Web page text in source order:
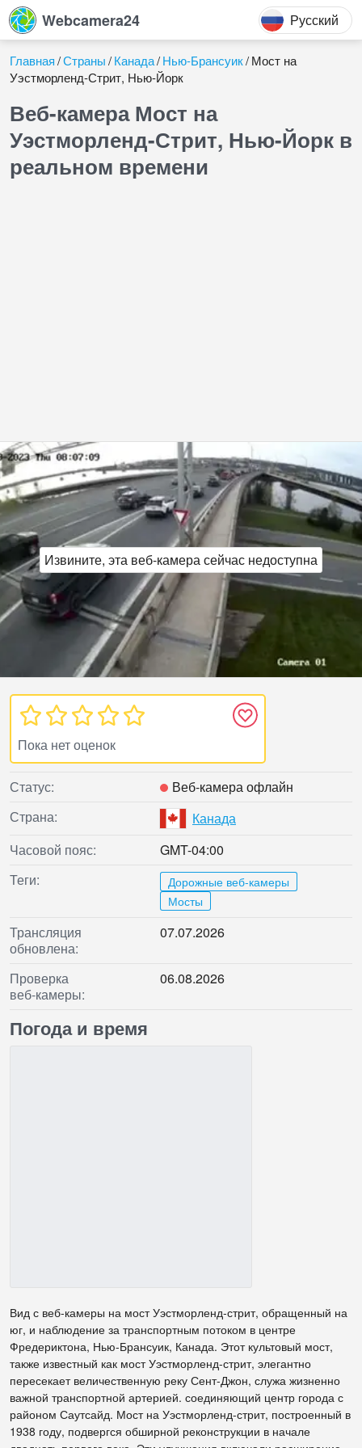
Webcamera24 Русский
Главная Страны Канада Нью-Брансуик Мост на
Уэстморленд-Стрит, Нью-Йорк
Веб-камера Мост на
Уэстморленд-Стрит, Нью-Йорк в
реальном времени
Извините, эта веб‑камера сейчас недоступна
Пока нет оценок
Статус:
Веб‑камера офлайн
Страна:
Канада
Часовой пояс:
GMT-04:00
Теги:
Дорожные веб-камеры
Мосты
Трансляция
обновлена:
07.07.2026
Проверка
веб‑камеры:
06.08.2026
Погода и время
Вид с веб-камеры на мост Уэстморленд-стрит, обращенный на
юг, и наблюдение за транспортным потоком в центре
Фредериктона, Нью-Брансуик, Канада. Этот культовый мост,
также известный как мост Уэстморленд-стрит, элегантно
пересекает величественную реку Сент-Джон, служа жизненно
важной транспортной артерией. соединяющий центр города с
районом Саутсайд. Мост на Уэстморленд-стрит, построенный в
1938 году, подвергся обширной реконструкции в начале